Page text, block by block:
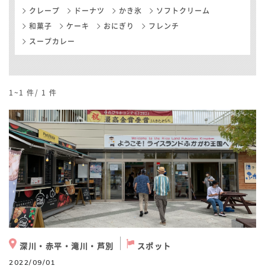
クレープ ドーナツ かき氷 ソフトクリーム
和菓子 ケーキ おにぎり フレンチ
スープカレー
1~1 件/ 1 件
深川・赤平・滝川・芦別 スポット
2022/09/01